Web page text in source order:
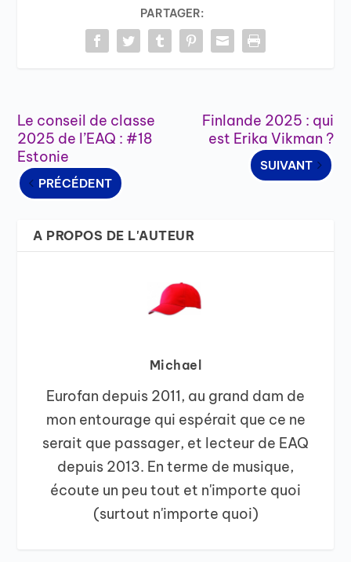
PARTAGER:
Le conseil de classe
2025 de l’EAQ : #18
Estonie
PRÉCÉDENT
Finlande 2025 : qui
est Erika Vikman ?
SUIVANT
A PROPOS DE L'AUTEUR
Michael
Eurofan depuis 2011, au grand dam de
mon entourage qui espérait que ce ne
serait que passager, et lecteur de EAQ
depuis 2013. En terme de musique,
écoute un peu tout et n'importe quoi
(surtout n'importe quoi)